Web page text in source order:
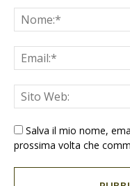
Salva il mio nome,
prossima volta che